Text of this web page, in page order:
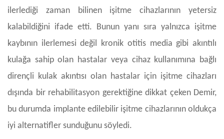
ilerlediği zaman bilinen işitme cihazlarının yetersiz
kalabildiğini ifade etti. Bunun yanı sıra yalnızca işitme
kaybının ilerlemesi değil kronik otitis media gibi akıntılı
kulağa sahip olan hastalar veya cihaz kullanımına bağlı
dirençli kulak akıntısı olan hastalar için işitme cihazları
dışında bir rehabilitasyon gerektiğine dikkat çeken Demir,
bu durumda implante edilebilir işitme cihazlarının oldukça
iyi alternatifler sunduğunu söyledi.